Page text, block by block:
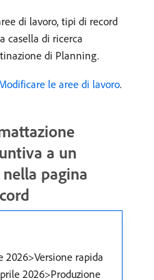
di lavoro, tipi di record
casella di ricerca
di Planning.
le aree di lavoro.
a un
pagina
rapida
2026>Produzione